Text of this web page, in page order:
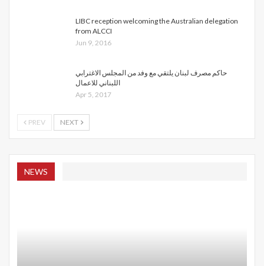
LIBC reception welcoming the Australian delegation
from ALCCI
Jun 9, 2016
حاكم مصرف لبنان يلتقي مع وفد من المجلس الاغترابي
اللبناني للاعمال
Apr 5, 2017
PREV NEXT
NEWS